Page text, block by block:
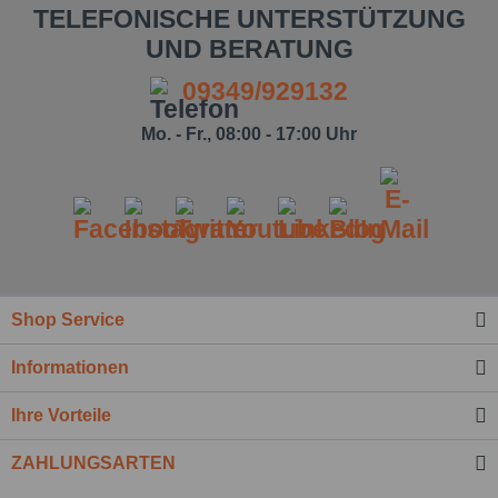
Kenntnis genommen.*
TELEFONISCHE UNTERSTÜTZUNG
UND BERATUNG
09349/929132
Mo. - Fr., 08:00 - 17:00 Uhr
Shop Service
Informationen
Ihre Vorteile
ZAHLUNGSARTEN